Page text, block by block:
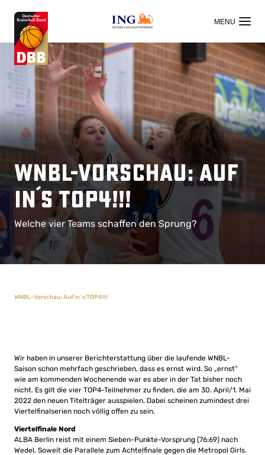
OFFIZIELLER HAUPTSPONSOR
WNBL-Vorschau: Auf
in´s TOP4!!!
Welche vier Teams schaffen den Sprung?
WNBL-Vorschau: Auf in´s TOP4!!!
Wir haben in unserer Berichterstattung über die laufende WNBL-
Saison schon mehrfach geschrieben, dass es ernst wird. So „ernst“
wie am kommenden Wochenende war es aber in der Tat bisher noch
nicht. Es gilt die vier TOP4-Teilnehmer zu finden, die am 30. April/1. Mai
2022 den neuen Titelträger ausspielen. Dabei scheinen zumindest drei
Viertelfinalserien noch völlig offen zu sein.
Viertelfinale Nord
ALBA Berlin reist mit einem Sieben-Punkte-Vorsprung (76:69) nach
Wedel. Soweit die Parallele zum Achtelfinale gegen die Metropol Girls.